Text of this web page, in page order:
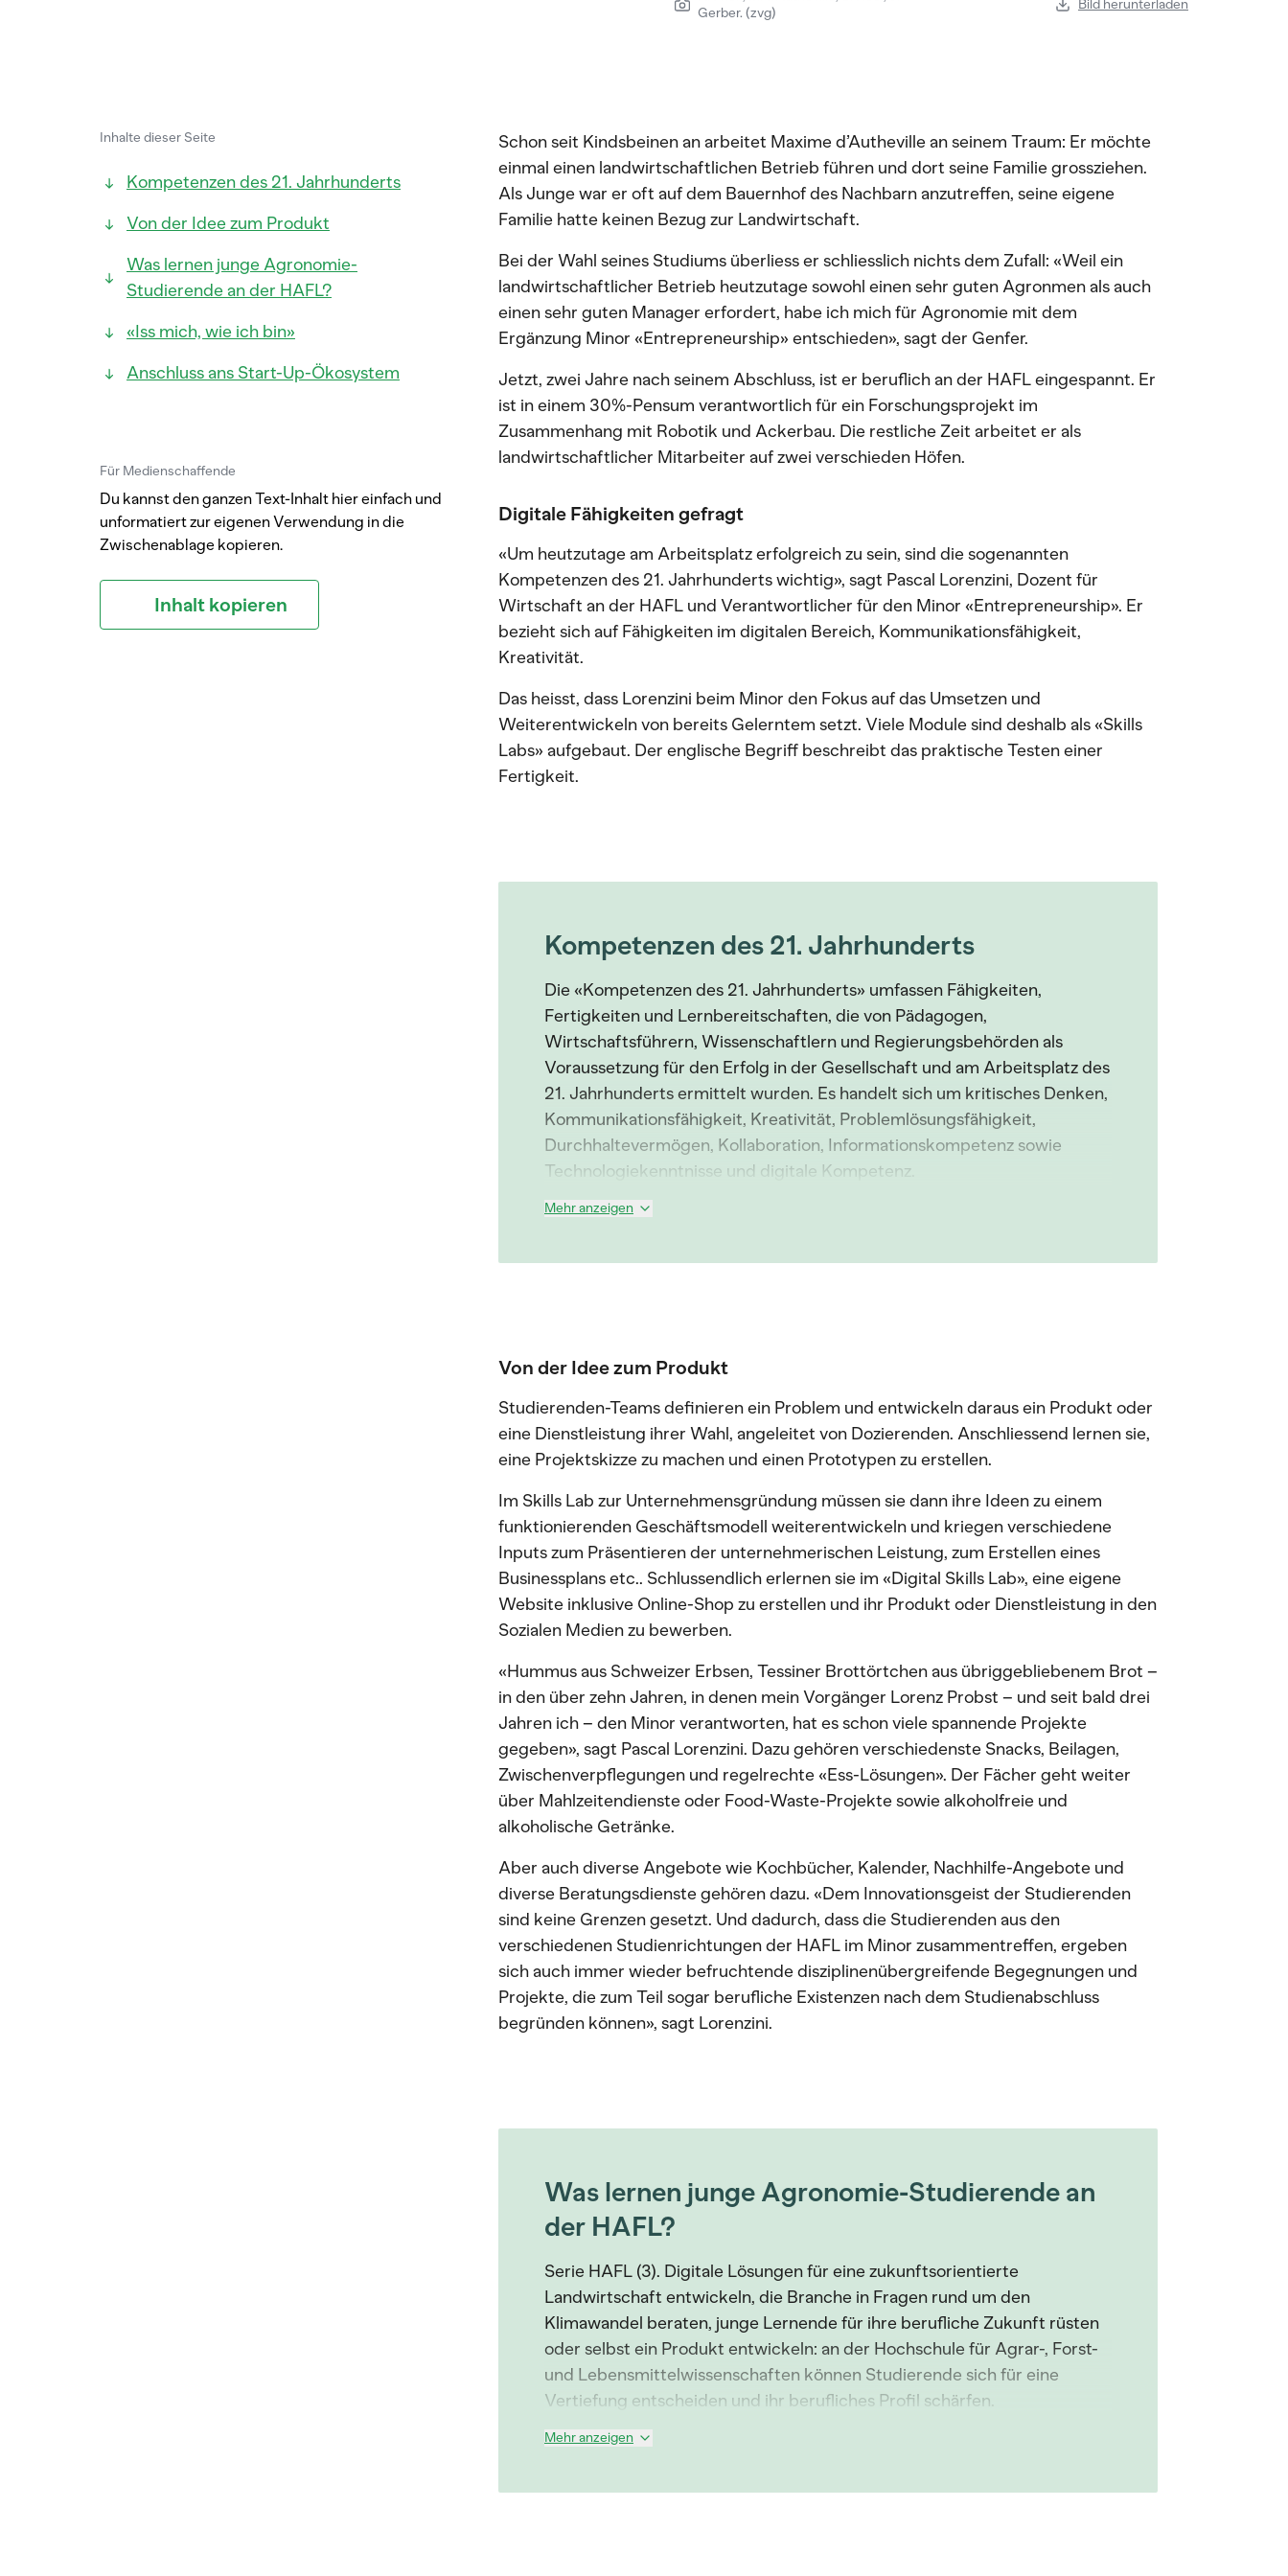
Gerber. (zvg)
Bild herunterladen
Inhalte dieser Seite
Kompetenzen des 21. Jahrhunderts
Von der Idee zum Produkt
Was lernen junge Agronomie-
Studierende an der HAFL?
«Iss mich, wie ich bin»
Anschluss ans Start-Up-Ökosystem
Für Medienschaffende
Du kannst den ganzen Text-Inhalt hier einfach und
unformatiert zur eigenen Verwendung in die
Zwischenablage kopieren.
Inhalt kopieren
Schon seit Kindsbeinen an arbeitet Maxime d’Autheville an seinem Traum: Er möchte
einmal einen landwirtschaftlichen Betrieb führen und dort seine Familie grossziehen.
Als Junge war er oft auf dem Bauernhof des Nachbarn anzutreffen, seine eigene
Familie hatte keinen Bezug zur Landwirtschaft.
Bei der Wahl seines Studiums überliess er schliesslich nichts dem Zufall: «Weil ein
landwirtschaftlicher Betrieb heutzutage sowohl einen sehr guten Agronmen als auch
einen sehr guten Manager erfordert, habe ich mich für Agronomie mit dem
Ergänzung Minor «Entrepreneurship» entschieden», sagt der Genfer.
Jetzt, zwei Jahre nach seinem Abschluss, ist er beruflich an der HAFL eingespannt. Er
ist in einem 30%-Pensum verantwortlich für ein Forschungsprojekt im
Zusammenhang mit Robotik und Ackerbau. Die restliche Zeit arbeitet er als
landwirtschaftlicher Mitarbeiter auf zwei verschieden Höfen.
Digitale Fähigkeiten gefragt
«Um heutzutage am Arbeitsplatz erfolgreich zu sein, sind die sogenannten
Kompetenzen des 21. Jahrhunderts wichtig», sagt Pascal Lorenzini, Dozent für
Wirtschaft an der HAFL und Verantwortlicher für den Minor «Entrepreneurship». Er
bezieht sich auf Fähigkeiten im digitalen Bereich, Kommunikationsfähigkeit,
Kreativität.
Das heisst, dass Lorenzini beim Minor den Fokus auf das Umsetzen und
Weiterentwickeln von bereits Gelerntem setzt. Viele Module sind deshalb als «Skills
Labs» aufgebaut. Der englische Begriff beschreibt das praktische Testen einer
Fertigkeit.
Kompetenzen des 21. Jahrhunderts
Die «Kompetenzen des 21. Jahrhunderts» umfassen Fähigkeiten,
Fertigkeiten und Lernbereitschaften, die von Pädagogen,
Wirtschaftsführern, Wissenschaftlern und Regierungsbehörden als
Voraussetzung für den Erfolg in der Gesellschaft und am Arbeitsplatz des
21. Jahrhunderts ermittelt wurden. Es handelt sich um kritisches Denken,
Kommunikationsfähigkeit, Kreativität, Problemlösungsfähigkeit,
Durchhaltevermögen, Kollaboration, Informationskompetenz sowie
Technologiekenntnisse und digitale Kompetenz.
Mehr anzeigen
Von der Idee zum Produkt
Studierenden-Teams definieren ein Problem und entwickeln daraus ein Produkt oder
eine Dienstleistung ihrer Wahl, angeleitet von Dozierenden. Anschliessend lernen sie,
eine Projektskizze zu machen und einen Prototypen zu erstellen.
Im Skills Lab zur Unternehmensgründung müssen sie dann ihre Ideen zu einem
funktionierenden Geschäftsmodell weiterentwickeln und kriegen verschiedene
Inputs zum Präsentieren der unternehmerischen Leistung, zum Erstellen eines
Businessplans etc.. Schlussendlich erlernen sie im «Digital Skills Lab», eine eigene
Website inklusive Online-Shop zu erstellen und ihr Produkt oder Dienstleistung in den
Sozialen Medien zu bewerben.
«Hummus aus Schweizer Erbsen, Tessiner Brottörtchen aus übriggebliebenem Brot –
in den über zehn Jahren, in denen mein Vorgänger Lorenz Probst – und seit bald drei
Jahren ich – den Minor verantworten, hat es schon viele spannende Projekte
gegeben», sagt Pascal Lorenzini. Dazu gehören verschiedenste Snacks, Beilagen,
Zwischenverpflegungen und regelrechte «Ess-Lösungen». Der Fächer geht weiter
über Mahlzeitendienste oder Food-Waste-Projekte sowie alkoholfreie und
alkoholische Getränke.
Aber auch diverse Angebote wie Kochbücher, Kalender, Nachhilfe-Angebote und
diverse Beratungsdienste gehören dazu. «Dem Innovationsgeist der Studierenden
sind keine Grenzen gesetzt. Und dadurch, dass die Studierenden aus den
verschiedenen Studienrichtungen der HAFL im Minor zusammentreffen, ergeben
sich auch immer wieder befruchtende disziplinenübergreifende Begegnungen und
Projekte, die zum Teil sogar berufliche Existenzen nach dem Studienabschluss
begründen können», sagt Lorenzini.
Was lernen junge Agronomie-Studierende an
der HAFL?
Serie HAFL (3). Digitale Lösungen für eine zukunftsorientierte
Landwirtschaft entwickeln, die Branche in Fragen rund um den
Klimawandel beraten, junge Lernende für ihre berufliche Zukunft rüsten
oder selbst ein Produkt entwickeln: an der Hochschule für Agrar-, Forst-
und Lebensmittelwissenschaften können Studierende sich für eine
Vertiefung entscheiden und ihr berufliches Profil schärfen.
Mehr anzeigen